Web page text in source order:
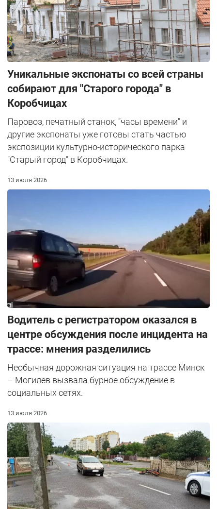
Уникальные экспонаты со всей страны
собирают для "Старого города" в
Коробчицах
Паровоз, печатный станок, "часы времени" и
другие экспонаты уже готовы стать частью
экспозиции культурно-исторического парка
"Старый город" в Коробчицах.
13 июля 2026
Водитель с регистратором оказался в
центре обсуждения после инцидента на
трассе: мнения разделились
Необычная дорожная ситуация на трассе Минск
– Могилев вызвала бурное обсуждение в
социальных сетях.
13 июля 2026